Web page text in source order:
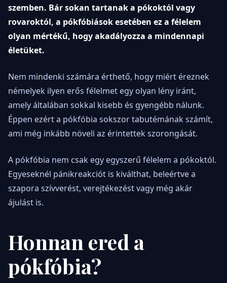
szemben. Bár sokan tartanak a pókoktól vagy
rovaroktól, a pókfóbiások esetében ez a félelem
olyan mértékű, hogy akadályozza a mindennapi
életüket.
Nem mindenki számára érthető, hogy miért éreznek
némelyek ilyen erős félelmet egy olyan lény iránt,
amely általában sokkal kisebb és gyengébb nálunk.
Éppen ezért a pókfóbia sokszor tabutémának számít,
ami még inkább növeli az érintettek szorongását.
A pókfóbia nem csak egy egyszerű félelem a pókoktól.
Egyeseknél pánikreakciót is kiválthat, beleértve a
szapora szívverést, verejtékezést vagy még akár
ájulást is.
Honnan ered a
pókfóbia?